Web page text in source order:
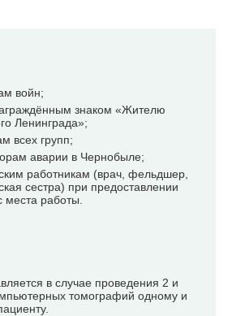
войн;
знаком «Жителю
Ленинграда»;
всех групп;
аварии в Чернобыле;
работникам (врач, фельдшер,
сестра) при предоставлении
места работы.
в случае проведения 2 и
томографий одному и